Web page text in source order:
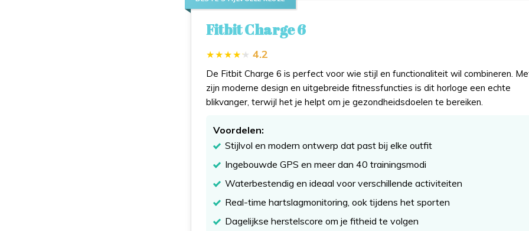
Fitbit Charge 6
4.2
De Fitbit Charge 6 is perfect voor wie stijl en functionaliteit wil combineren.
zijn moderne design en uitgebreide fitnessfuncties is dit horloge een echte
blikvanger, terwijl het je helpt om je gezondheidsdoelen te bereiken.
Voordelen:
Stijlvol en modern ontwerp dat past bij elke outfit
Ingebouwde GPS en meer dan 40 trainingsmodi
Waterbestendig en ideaal voor verschillende activiteiten
Real-time hartslagmonitoring, ook tijdens het sporten
Dagelijkse herstelscore om je fitheid te volgen